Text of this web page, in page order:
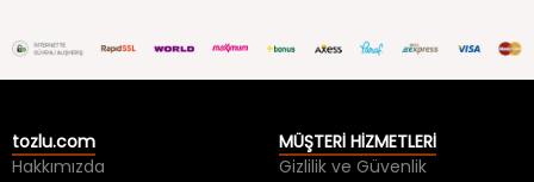
tozlu.com
Hakkımızda
MÜŞTERİ HİZMETLERİ
Gizlilik ve Güvenlik